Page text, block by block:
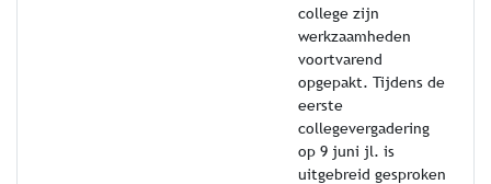
college zijn
werkzaamheden
voortvarend
opgepakt. Tijdens de
eerste
collegevergadering
op 9 juni jl. is
uitgebreid gesproken